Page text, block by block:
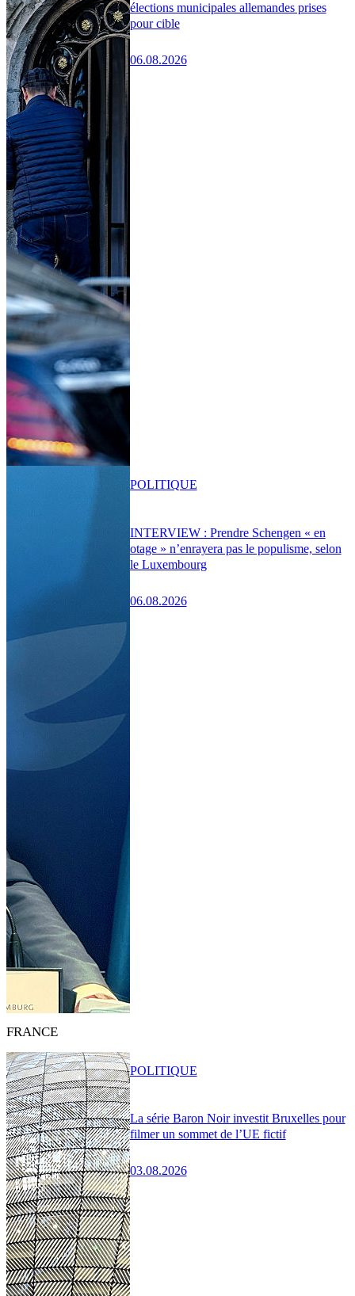
élections municipales allemandes prises
pour cible
06.08.2026
INTERVIEW : Prendre Schengen « en
otage » n’enrayera pas le populisme, selon
le Luxembourg
06.08.2026
POLITIQUE
FRANCE
La série Baron Noir investit Bruxelles pour
filmer un sommet de l’UE fictif
03.08.2026
POLITIQUE